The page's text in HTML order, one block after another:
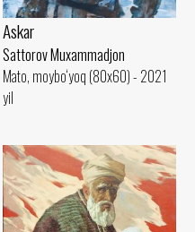
Askar
Sattorov Muxammadjon
Mato, moybo‘yoq (80x60) - 2021
yil